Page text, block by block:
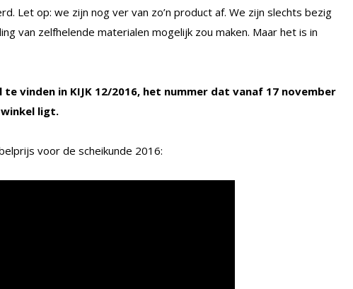
Let op: we zijn nog ver van zo’n product af. We zijn slechts bezig
van zelfhelende materialen mogelijk zou maken. Maar het is in
vinden in KIJK 12/2016, het nummer dat vanaf 17 november
ligt.
voor de scheikunde 2016: